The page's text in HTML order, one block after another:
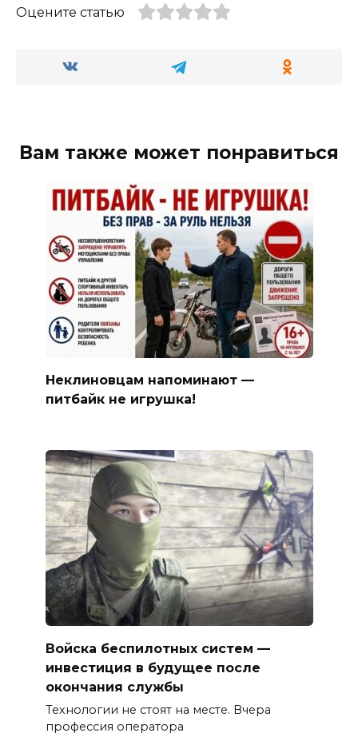
Оцените статью
Вам также может понравиться
Неклиновцам напоминают —
питбайк не игрушка!
Войска беспилотных систем —
инвестиция в будущее после
окончания службы
Технологии не стоят на месте. Вчера
профессия оператора